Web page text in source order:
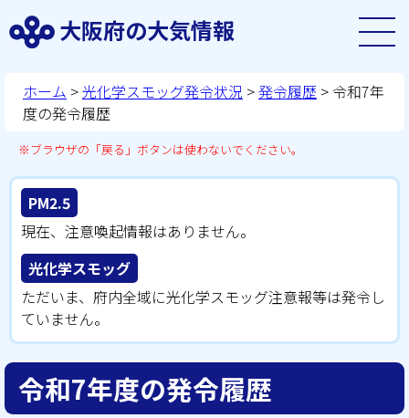
大阪府の大気情報
ホーム >光化学スモッグ発令状況 >発令履歴 > 令和7年
度の発令履歴
※ブラウザの「戻る」ボタンは使わないでください。
PM2.5
現在、注意喚起情報はありません。
光化学スモッグ
ただいま、府内全域に光化学スモッグ注意報等は発令し
ていません。
令和7年度の発令履歴